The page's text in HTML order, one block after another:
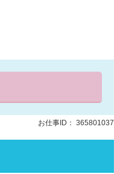
お仕事ID： 365801037